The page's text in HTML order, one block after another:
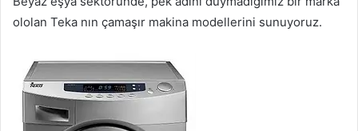
ololan Teka nın çamaşır makina modellerini sunuyoruz.